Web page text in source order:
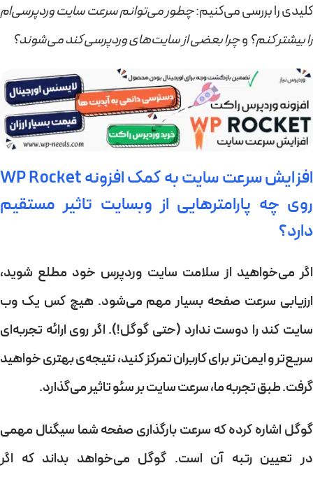
کلیدی را بررسی می‌کنیم:چطور می‌توانم سرعت سایت وردپرسی‌ام
را بیشتر کنم؟ وچرا بعضی از سایت‌های وردپرسی کند می‌شوند؟
افزایش سرعت سایت به کمک افزونه WP Rocket
روی چه پارامترهایی از وبسایت تاثیر مستقیم
دارد؟
اگر می‌خواهید از سلامت سایت وردپرس خود مطلع شوید،
ارزیابی سرعت صفحه بسیار مهم می‌شود. هیچ کس یک وب
سایت کند را دوست ندارد (حتی گوگل!). اگر روی ارائه تجربه‌ای
سریع‌تر و ایمن‌تر برای کاربران تمرکز کنید، نتیجه‌ی بهتری خواهید
گرفت. طبق تجربه ما،سرعت سایتبرسئوتاثیر می‌گذارد.
گوگل اشاره کرده که سرعت بارگذاری صفحه شما سیگنال مهمی
در تعیین رتبه آن است. گوگل می‌خواهد بداند که اگر